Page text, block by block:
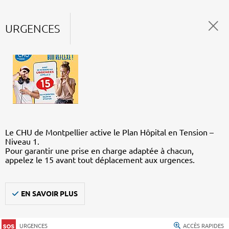
URGENCES
Le CHU de Montpellier active le Plan Hôpital en Tension –
Niveau 1.
Pour garantir une prise en charge adaptée à chacun,
appelez le 15 avant tout déplacement aux urgences.
EN SAVOIR PLUS
URGENCES ACCÈS RAPIDES